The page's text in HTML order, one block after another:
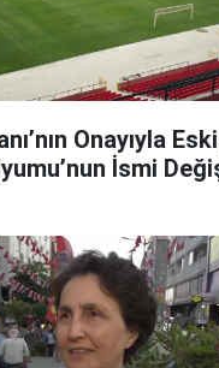
Onayıyla
İsmi